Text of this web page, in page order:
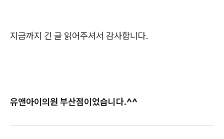
지금까지 긴 글 읽어주셔서 감사합니다.
유앤아이의원 부산점이었습니다.^^